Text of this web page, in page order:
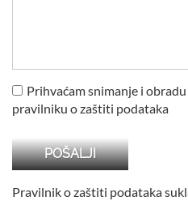
Prihvaćam snimanje i
pravilniku o zaštiti podataka
Pravilnik o zaštiti podataka